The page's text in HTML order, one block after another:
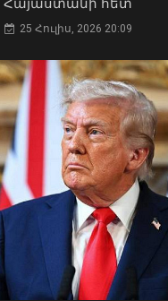
և
գերազանցել է
ը դեմ է
նախագահի
Ռուբինյանի
25 Հուլիս, 2026 20:09